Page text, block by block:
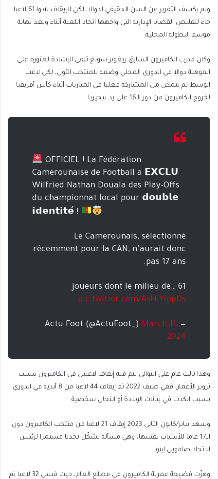
ولم يكشف التقرير عن السن الحقيقي لدوالا، لكن الإيقاف له ولـ61 لاعبا
جاء لتقليص القضايا الإدارية التي واجهها اتحاد اللعبة أثناء وبعد نهاية
موسم البطولة المحلية.
وكان مدرب الكاميرون السابق ريغوبر سونغ تلقى الإشادة لعثوره على
الموهبة دوالا في الدوري المحلي وضمه للمنتخب الأول، لكن لاعب
الوسط لم يتمكن من المشاركة فعليا في المباريات أثناء كأس أفريقيا
لخروج الكاميرون من دور الـ16 على يد نيجيريا.
OFFICIEL ! La Fédération
Camerounaise de Football a 𝗘𝗫𝗖𝗟𝗨
Wilfried Nathan Douala des Play-Offs
du championnat local pour 𝗱𝗼𝘂𝗯𝗹𝗲
𝗶𝗱𝗲𝗻𝘁𝗶𝘁𝗲́ !
Le Camerounais, sélectionné
récemment pour la CAN, n’aurait donc
pas 17 ans.
61 joueurs dont le milieu de…
pic.twitter.com/AsHiYlopDs
— Actu Foot (@ActuFoot_)
March 11,
2024
وهذا ثالث عام على التوالي يتم فيه إيقاف لاعبين في الكاميرون بسبب
تزوير الأعمار، ففي صيف 2022 تم إيقاف 44 لاعبا من 8 أندية في الدوري
بسبب الكذب في بيانات الولادة أو انتحال شخصية.
وشهد يناير/كانون الثاني 2023 إيقاف 21 لاعبا من منتخب الكاميرون دون
الـ17 عاما للأسباب نفسها، وهي مسألة تشكّل تحديا مستمرا لرئيس
الاتحاد صامويل إيتو.
وهزّت فضيحة عمرية الكاميرون في مطلع العام، حيث فشل 32 لاعبا تم